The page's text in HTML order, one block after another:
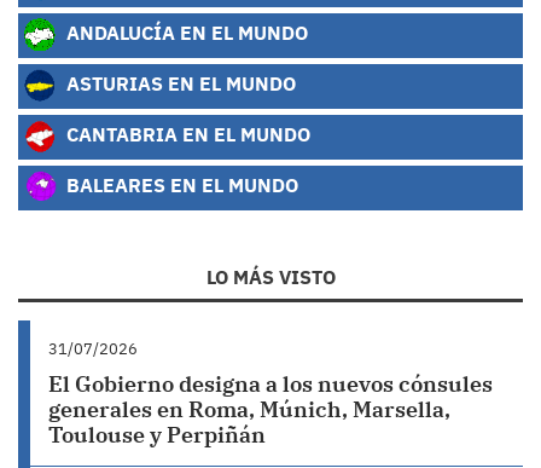
ANDALUCÍA EN EL MUNDO
ASTURIAS EN EL MUNDO
CANTABRIA EN EL MUNDO
BALEARES EN EL MUNDO
LO MÁS VISTO
31/07/2026
El Gobierno designa a los nuevos cónsules
generales en Roma, Múnich, Marsella,
Toulouse y Perpiñán